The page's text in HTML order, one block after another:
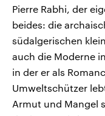
Pierre Rabhi, der
beides: die
südalgerischen
auch die Moderne
in der er als
Umweltschützer
Armut und Mangel